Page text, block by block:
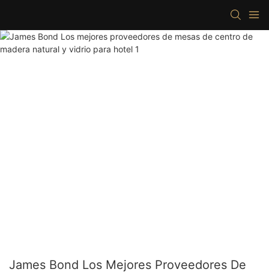
James Bond Los Mejores Proveedores De